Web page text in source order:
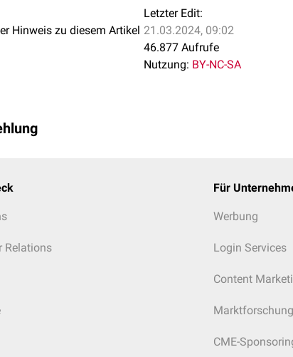
Hinweis zu diesem Artikel
Letzter Edit:
21.03.2024, 09:02
46.877 Aufrufe
Nutzung: BY-NC-SA
Relations
Für
Werbung
Login Services
Content
Marktforschung
CME-